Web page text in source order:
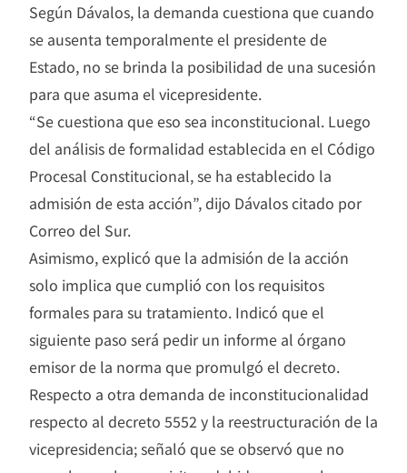
Según Dávalos, la demanda cuestiona que cuando
se ausenta temporalmente el presidente de
Estado, no se brinda la posibilidad de una sucesión
para que asuma el vicepresidente.
“Se cuestiona que eso sea inconstitucional. Luego
del análisis de formalidad establecida en el Código
Procesal Constitucional, se ha establecido la
admisión de esta acción”, dijo Dávalos citado por
Correo del Sur.
Asimismo, explicó que la admisión de la acción
solo implica que cumplió con los requisitos
formales para su tratamiento. Indicó que el
siguiente paso será pedir un informe al órgano
emisor de la norma que promulgó el decreto.
Respecto a otra demanda de inconstitucionalidad
respecto al decreto 5552 y la reestructuración de la
vicepresidencia; señaló que se observó que no